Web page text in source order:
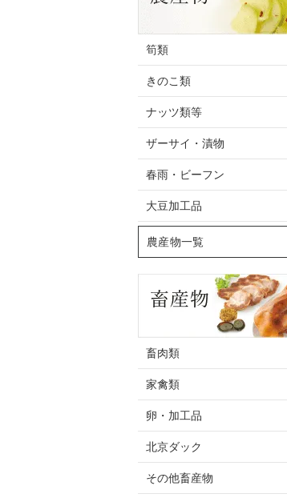
筍類
きのこ類
ナッツ類等
ザーサイ・漬物
春雨・ビーフン
大豆加工品
農産物一覧
畜肉類
家禽類
卵・加工品
北京ダック
その他畜産物